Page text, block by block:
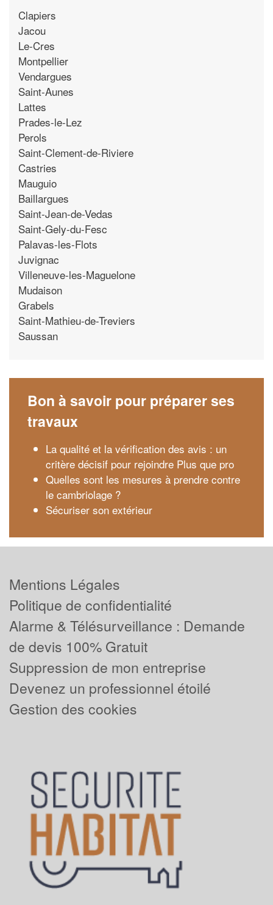
Clapiers
Jacou
Le-Cres
Montpellier
Vendargues
Saint-Aunes
Lattes
Prades-le-Lez
Perols
Saint-Clement-de-Riviere
Castries
Mauguio
Baillargues
Saint-Jean-de-Vedas
Saint-Gely-du-Fesc
Palavas-les-Flots
Juvignac
Villeneuve-les-Maguelone
Mudaison
Grabels
Saint-Mathieu-de-Treviers
Saussan
Bon à savoir pour préparer ses
travaux
La qualité et la vérification des avis : un
critère décisif pour rejoindre Plus que pro
Quelles sont les mesures à prendre contre
le cambriolage ?
Sécuriser son extérieur
Mentions Légales
Politique de confidentialité
Alarme & Télésurveillance : Demande
de devis 100% Gratuit
Suppression de mon entreprise
Devenez un professionnel étoilé
Gestion des cookies